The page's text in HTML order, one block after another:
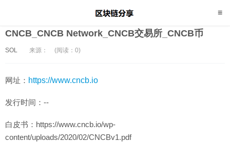
CNCB_CNCB Network_CNCB交易所_CNCB币
SOL 来源： (阅读：0)
网址： https://www.cncb.io
发行时间：--
白皮书：https://www.cncb.io/wp-
content/uploads/2020/02/CNCBv1.pdf